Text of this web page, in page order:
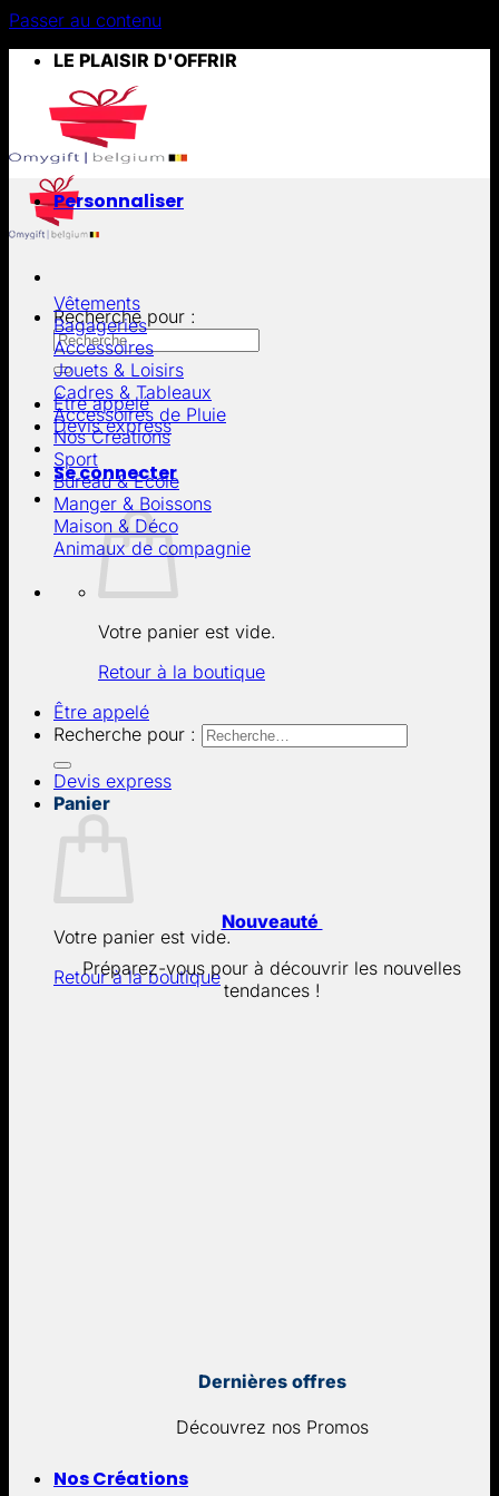
Passer au contenu
LE PLAISIR D'OFFRIR
Recherche pour :
Être appelé
Devis express
Se connecter
Votre panier est vide.
Retour à la boutique
Être appelé
Recherche pour :
Devis express
Panier
Votre panier est vide.
Retour à la boutique
Personnaliser
Vêtements
Bagageries
Accessoires
Jouets & Loisirs
Cadres & Tableaux
Accessoires de Pluie
Nos Créations
Sport
Bureau & École
Manger & Boissons
Maison & Déco
Animaux de compagnie
Nouveauté
Préparez-vous pour à découvrir les nouvelles
tendances !
Dernières offres
Découvrez nos Promos
Nos Créations